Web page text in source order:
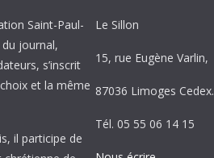
Saint-Paul-
journal,
s’inscrit
et la même
il participe de
Le Sillon
15, rue Eugène Varlin,
87036 Limoges Cedex.
Tél. 05 55 06 14 15